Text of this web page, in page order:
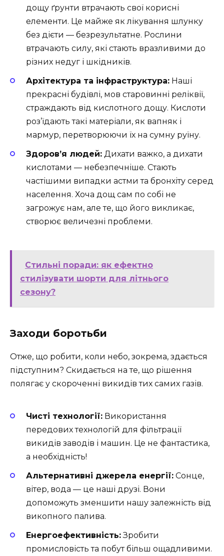
дощу ґрунти втрачають свої корисні
елементи. Це майже як лікування шлунку
без дієти — безрезультатне. Рослини
втрачають силу, які стають вразливими до
різних недуг і шкідників.
Архітектура та інфраструктура: Наші
прекрасні будівлі, мов старовинні реліквії,
страждають від кислотного дощу. Кислоти
роз’їдають такі матеріали, як вапняк і
мармур, перетворюючи їх на сумну руїну.
Здоров’я людей: Дихати важко, а дихати
кислотами — небезпечніше. Стають
частішими випадки астми та бронхіту серед
населення. Хоча дощ сам по собі не
загрожує нам, але те, що його викликає,
створює величезні проблеми.
Стильні поради: як ефектно
стилізувати шорти для літнього
сезону?
Заходи боротьби
Отже, що робити, коли небо, зокрема, здається
підступним? Скидається на те, що рішення
полягає у скороченні викидів тих самих газів.
Чисті технології: Використання
передових технологій для фільтрації
викидів заводів і машин. Це не фантастика,
а необхідність!
Альтернативні джерела енергії: Сонце,
вітер, вода — це наші друзі. Вони
допоможуть зменшити нашу залежність від
викопного палива.
Енергоефективність:Зробити
промисловість та побут більш ощадливими.